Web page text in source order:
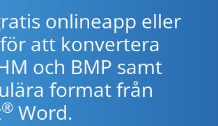
onlineapp eller
för att konvertera
och BMP samt
format från
® Word.